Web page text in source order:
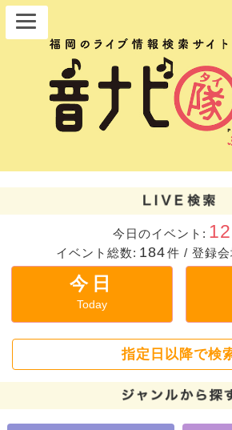
今日のイベント: 12
イベント総数: 184件 / 登録
今日
Today
指定日以降で検